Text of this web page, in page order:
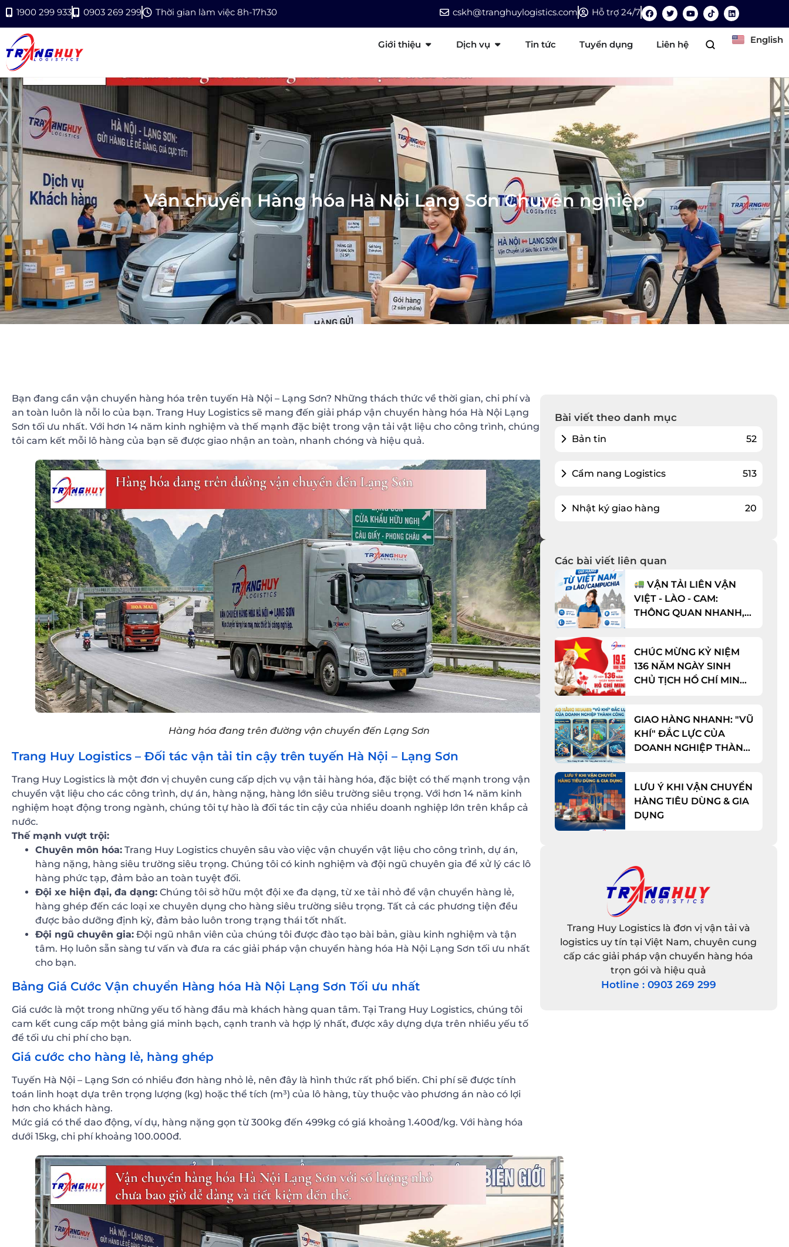
1900 299 933 0903 269 299 Thời gian làm việc 8h-17h30 cskh@tranghuylogistics.com Hỗ trợ 24/7
Giới thiệu Dịch vụ Tin tức Tuyển dụng Liên hệ English
Vận chuyển Hàng hóa Hà Nội Lạng Sơn Chuyên nghiệp
Bạn đang cần vận chuyển hàng hóa trên tuyến Hà Nội – Lạng Sơn? Những thách thức về thời gian, chi phí và
an toàn luôn là nỗi lo của bạn. Trang Huy Logistics sẽ mang đến giải pháp vận chuyển hàng hóa Hà Nội Lạng
Sơn tối ưu nhất. Với hơn 14 năm kinh nghiệm và thế mạnh đặc biệt trong vận tải vật liệu cho công trình, chúng
tôi cam kết mỗi lô hàng của bạn sẽ được giao nhận an toàn, nhanh chóng và hiệu quả.
Hàng hóa đang trên đường vận chuyển đến Lạng Sơn
Trang Huy Logistics – Đối tác vận tải tin cậy trên tuyến Hà Nội – Lạng Sơn
Trang Huy Logistics là một đơn vị chuyên cung cấp dịch vụ vận tải hàng hóa, đặc biệt có thế mạnh trong vận
chuyển vật liệu cho các công trình, dự án, hàng nặng, hàng lớn siêu trường siêu trọng. Với hơn 14 năm kinh
nghiệm hoạt động trong ngành, chúng tôi tự hào là đối tác tin cậy của nhiều doanh nghiệp lớn trên khắp cả
nước.
Thế mạnh vượt trội:
Chuyên môn hóa: Trang Huy Logistics chuyên sâu vào việc vận chuyển vật liệu cho công trình, dự án,
hàng nặng, hàng siêu trường siêu trọng. Chúng tôi có kinh nghiệm và đội ngũ chuyên gia để xử lý các lô
hàng phức tạp, đảm bảo an toàn tuyệt đối.
Đội xe hiện đại, đa dạng: Chúng tôi sở hữu một đội xe đa dạng, từ xe tải nhỏ để vận chuyển hàng lẻ,
hàng ghép đến các loại xe chuyên dụng cho hàng siêu trường siêu trọng. Tất cả các phương tiện đều
được bảo dưỡng định kỳ, đảm bảo luôn trong trạng thái tốt nhất.
Đội ngũ chuyên gia: Đội ngũ nhân viên của chúng tôi được đào tạo bài bản, giàu kinh nghiệm và tận
tâm. Họ luôn sẵn sàng tư vấn và đưa ra các giải pháp vận chuyển hàng hóa Hà Nội Lạng Sơn tối ưu nhất
cho bạn.
Bảng Giá Cước Vận chuyển Hàng hóa Hà Nội Lạng Sơn Tối ưu nhất
Giá cước là một trong những yếu tố hàng đầu mà khách hàng quan tâm. Tại Trang Huy Logistics, chúng tôi
cam kết cung cấp một bảng giá minh bạch, cạnh tranh và hợp lý nhất, được xây dựng dựa trên nhiều yếu tố
để tối ưu chi phí cho bạn.
Giá cước cho hàng lẻ, hàng ghép
Tuyến Hà Nội – Lạng Sơn có nhiều đơn hàng nhỏ lẻ, nên đây là hình thức rất phổ biến. Chi phí sẽ được tính
toán linh hoạt dựa trên trọng lượng (kg) hoặc thể tích (m³) của lô hàng, tùy thuộc vào phương án nào có lợi
hơn cho khách hàng.
Mức giá có thể dao động, ví dụ, hàng nặng gọn từ 300kg đến 499kg có giá khoảng 1.400đ/kg. Với hàng hóa
dưới 15kg, chi phí khoảng 100.000đ.
Bài viết theo danh mục
Bản tin 52
Cẩm nang Logistics 513
Nhật ký giao hàng 20
Các bài viết liên quan
VẬN TẢI LIÊN VẬN
VIỆT - LÀO - CAM:
THÔNG QUAN NHANH,
CHÚC MỪNG KỶ NIỆM
136 NĂM NGÀY SINH
CHỦ TỊCH HỒ CHÍ MINH
GIAO HÀNG NHANH: "VŨ
KHÍ" ĐẮC LỰC CỦA
DOANH NGHIỆP THÀNH
LƯU Ý KHI VẬN CHUYỂN
HÀNG TIÊU DÙNG & GIA
DỤNG
Trang Huy Logistics là đơn vị vận tải và
logistics uy tín tại Việt Nam, chuyên cung
cấp các giải pháp vận chuyển hàng hóa
trọn gói và hiệu quả
Hotline : 0903 269 299